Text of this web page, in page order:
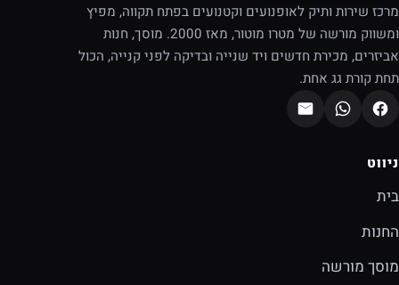
מרכז שירות ותיק לאופנועים וקטנועים בפתח תקווה, מפיץ
ומשווק מורשה של מטרו מוטור, מאז 2000. מוסך, חנות
אביזרים, מכירת חדשים ויד שנייה ובדיקה לפני קנייה, הכול
תחת קורת גג אחת.
ניווט
בית
החנות
מוסך מורשה